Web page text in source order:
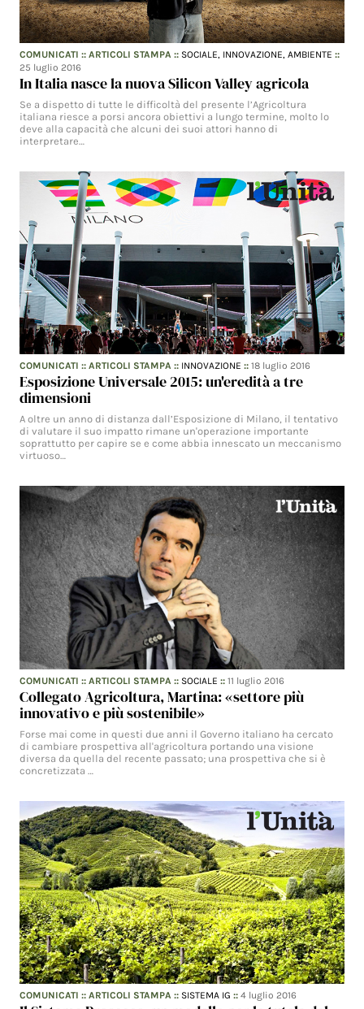
COMUNICATI ::ARTICOLI STAMPA :: SOCIALE, INNOVAZIONE,AMBIENTE ::
25 luglio 2016
In Italia nasce la nuova Silicon Valley agricola
Se a dispetto di tutte le difficoltà del presente l’Agricoltura
italiana riesce a porsi ancora obiettivi a lungo termine, molto lo
deve alla capacità che alcuni dei suoi attori hanno di
interpretare…
COMUNICATI ::ARTICOLI STAMPA :: INNOVAZIONE ::18 luglio 2016
Esposizione Universale 2015: un'eredità a tre
dimensioni
A oltre un anno di distanza dall’Esposizione di Milano, il tentativo
di valutare il suo impatto rimane un'operazione importante
soprattutto per capire se e come abbia innescato un meccanismo
virtuoso…
COMUNICATI ::ARTICOLI STAMPA :: SOCIALE ::11 luglio 2016
Collegato Agricoltura, Martina: «settore più
innovativo e più sostenibile»
Forse mai come in questi due anni il Governo italiano ha cercato
di cambiare prospettiva all'agricoltura portando una visione
diversa da quella del recente passato; una prospettiva che si è
concretizzata …
COMUNICATI ::ARTICOLI STAMPA :: SISTEMA IG ::4 luglio 2016